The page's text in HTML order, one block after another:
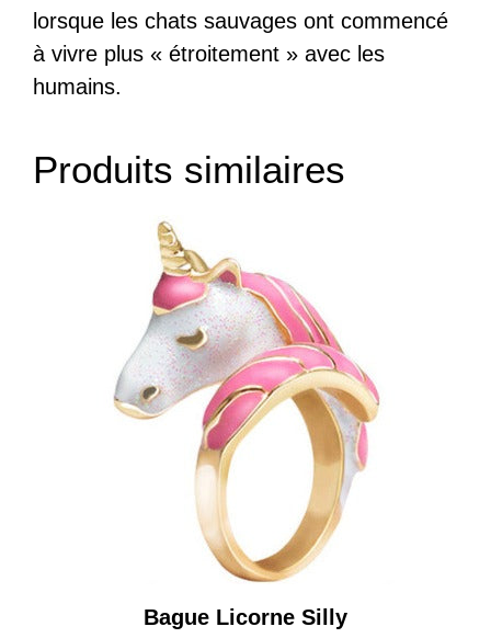
lorsque les chats sauvages ont commencé
à vivre plus « étroitement » avec les
humains.
Produits similaires
Bague Licorne Silly